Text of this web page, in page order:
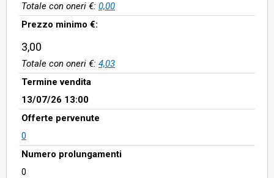
Totale con oneri €: 0,00
Prezzo minimo €:
3,00
Totale con oneri €: 4,03
Termine vendita
13/07/26 13:00
Offerte pervenute
0
Numero prolungamenti
0